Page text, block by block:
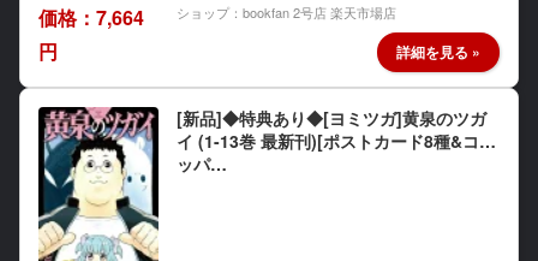
価格：7,664
円
ショップ：bookfan 2号店 楽天市場店
[新品]◆特典あり◆[ヨミツガ]黄泉のツガ
イ (1-13巻 最新刊)[ポストカード8種&コミ
ッパ…